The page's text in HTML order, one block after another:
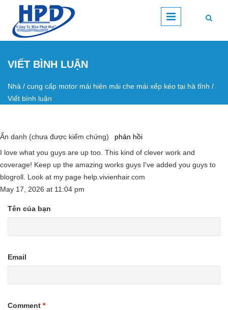
Nhảy đến nội dung
VIẾT BÌNH LUẬN
Bạn đang ở đây
Nhà / cung cấp motor mái hiên mái che mái xếp kéo tại hà tĩnh /
Viết bình luận
Ẩn danh (chưa được kiểm chứng)
phản hồi
I love what you guys are up too. This kind of clever work and
coverage! Keep up the amazing works guys I've added you guys to
blogroll. Look at my page help.vivienhair.com
May 17, 2026 at 11:04 pm
Tên của bạn
Email
Comment *